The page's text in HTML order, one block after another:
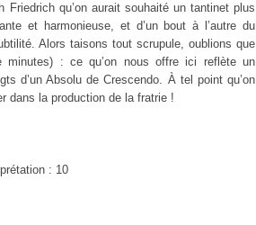
Friedrich qu’on aurait souhaité un tantinet plus
et harmonieuse, et d’un bout à l’autre du
Alors taisons tout scrupule, oublions que
minutes) : ce qu’on nous offre ici reflète un
d’un Absolu de Crescendo. À tel point qu’on
dans la production de la fratrie !
: 10